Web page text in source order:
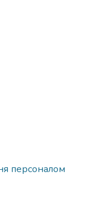
персоналом